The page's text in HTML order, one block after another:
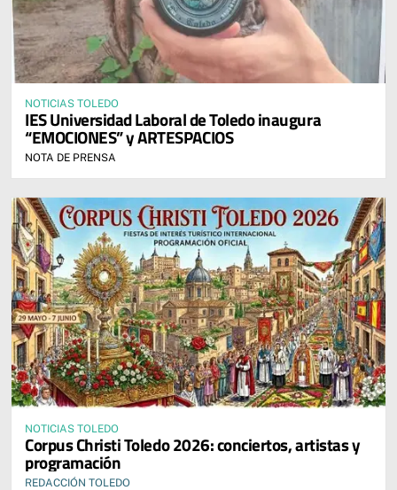
NOTICIAS TOLEDO
IES Universidad Laboral de Toledo inaugura
“EMOCIONES” y ARTESPACIOS
NOTA DE PRENSA
NOTICIAS TOLEDO
Corpus Christi Toledo 2026: conciertos, artistas y
programación
REDACCIÓN TOLEDO